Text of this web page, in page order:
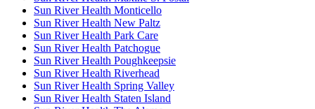
Sun River Health Monticello
Sun River Health New Paltz
Sun River Health Park Care
Sun River Health Patchogue
Sun River Health Poughkeepsie
Sun River Health Riverhead
Sun River Health Spring Valley
Sun River Health Staten Island